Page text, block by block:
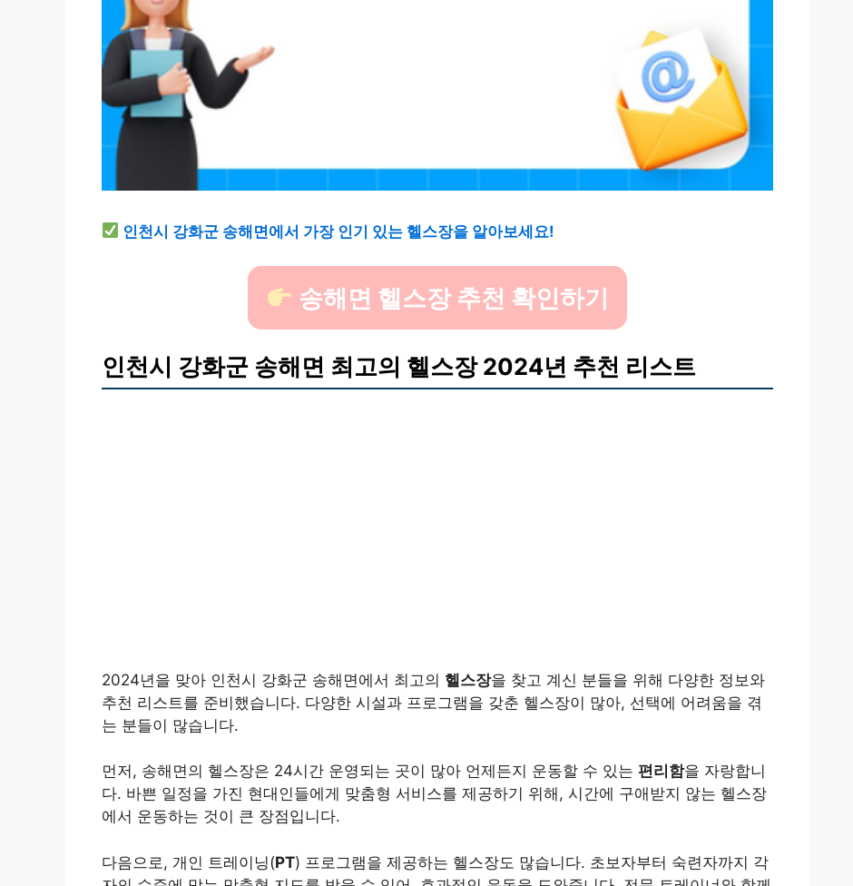
인천시 강화군 송해면에서 가장 인기 있는 헬스장을 알아보세요!
송해면 헬스장 추천 확인하기
인천시 강화군 송해면 최고의 헬스장 2024년 추천 리스트
2024년을 맞아 인천시 강화군 송해면에서 최고의 헬스장을 찾고 계신 분들을 위해 다양한 정보와
추천 리스트를 준비했습니다. 다양한 시설과 프로그램을 갖춘 헬스장이 많아, 선택에 어려움을 겪
는 분들이 많습니다.
먼저, 송해면의 헬스장은 24시간 운영되는 곳이 많아 언제든지 운동할 수 있는 편리함을 자랑합니
다. 바쁜 일정을 가진 현대인들에게 맞춤형 서비스를 제공하기 위해, 시간에 구애받지 않는 헬스장
에서 운동하는 것이 큰 장점입니다.
다음으로, 개인 트레이닝(PT) 프로그램을 제공하는 헬스장도 많습니다. 초보자부터 숙련자까지 각